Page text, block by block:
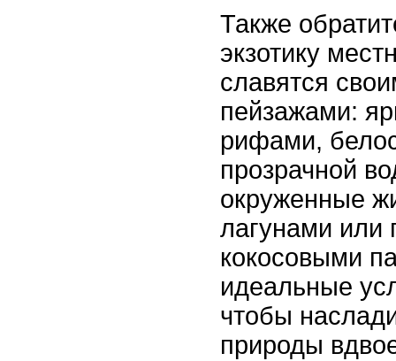
Также
экзотику
славятся
пейзажами:
рифами,
прозрачной
окруженные
лагунами или
кокосовыми
идеальные
чтобы
природы